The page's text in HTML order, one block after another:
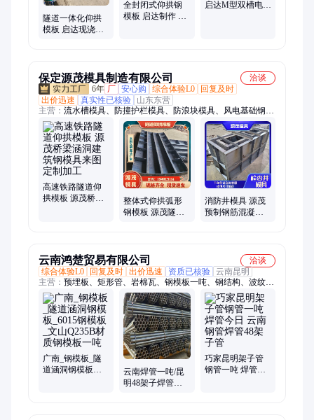
隧道一体化仰拱
模板 启达现浇涵
全封闭式仰拱钢
模板 启达制作 隧
启达M型双槽电缆
保定源茂模具制造有限公司
洽谈
6年 厂 安心购 综合体验L0
回复及时
出价迅速
真实性已核验
山东东营
主营： 流水槽模具、防撞护栏模具、防浪块模具、风电基础钢模
板、隔离墩模具、混凝土成型模具、防撞墙模具、生态框模具、
基础墩模具、门楼模具、水泥房模具、扭王字块模具、光伏墩模
具、高标准农田水渠模具、电缆槽模具、检查井模具、化粪池模
具、拱形骨架模板、井盖模具、配重块模具、软体排模具、围墙
板模具、围墙帽模具、水泥墩模具
高速铁路隧道仰
拱模板 源茂桥梁
整体式仰拱弧形
钢模板 源茂隧道
消防井模具 源茂
预制钢筋混凝土
云南鸿楚贸易有限公司
洽谈
综合体验L0
回复及时 出价迅速 资质已核验 云南昆明
主营： 预埋板、矩形管、岩棉瓦、钢模板一吨、钢结构、波纹
管、复合瓦、165焊管、螺纹钢、管一根、管钢管、焊管管、止
水板、4*4方管、工字钢、声测管、护栏板、140焊管、架子管、
明铝瓦、装饰板、5*5角钢、岩棉板、4*8方管、沥青瓦、铝板一
广南_钢模板_隧
道涵洞钢模板
云南焊管一吨/昆
明48架子焊管一
巧家昆明架子管
钢管一吨 焊管今